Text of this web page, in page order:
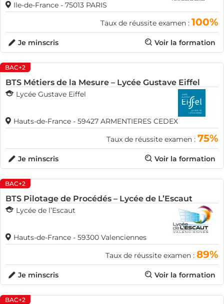
Ile-de-France - 75013 PARIS
Taux de réussite examen : 100%
Voir la formation
Je minscris
BAC+2
BTS Métiers de la Mesure – Lycée Gustave Eiffel
Lycée Gustave Eiffel
Hauts-de-France - 59427 ARMENTIERES CEDEX
Taux de réussite examen : 75%
Voir la formation
Je minscris
BAC+2
BTS Pilotage de Procédés – Lycée de L’Escaut
Lycée de l’Escaut
Hauts-de-France - 59300 Valenciennes
Taux de réussite examen : 89%
Voir la formation
Je minscris
BAC+2